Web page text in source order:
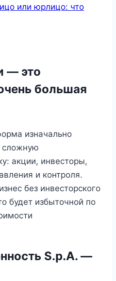
или юрлицо: что
— это
большая
изначально
сложную
акции, инвесторы,
и контроля.
без инвесторского
будет избыточной по
S.p.A. —